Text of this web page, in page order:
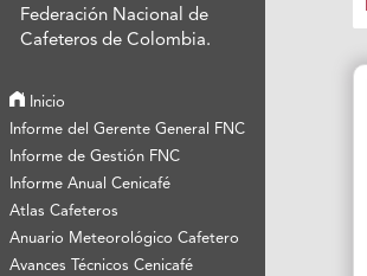
Federación Nacional de
Cafeteros de Colombia.
Inicio
Informe del Gerente General FNC
Informe de Gestión FNC
Informe Anual Cenicafé
Atlas Cafeteros
Anuario Meteorológico Cafetero
Avances Técnicos Cenicafé